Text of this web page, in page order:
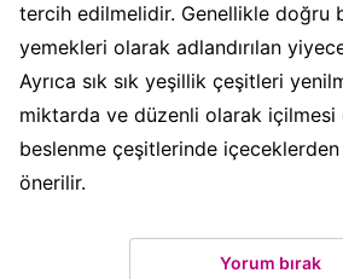
tercih edilmelidir. Genellikle doğru
yemekleri olarak adlandırılan
Ayrıca sık sık yeşillik çeşitleri
miktarda ve düzenli olarak içilmesi
beslenme çeşitlerinde
önerilir.
Yorum bırak